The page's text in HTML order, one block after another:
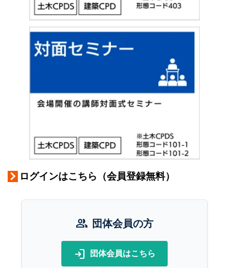
ログインはこちら（会員登録無料）
group 団体会員の方
login 団体会員はこちら